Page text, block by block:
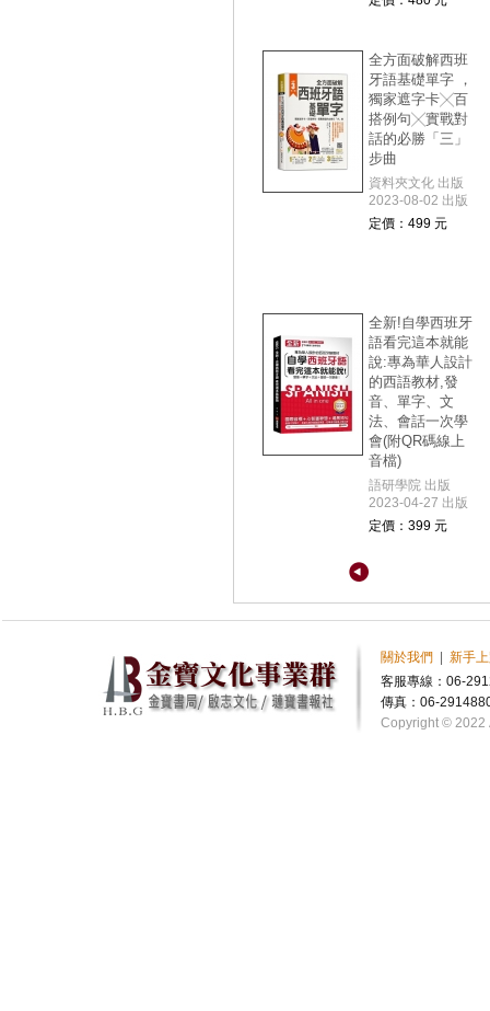
全方面破解西班
牙語基礎單字 ，
獨家遮字卡╳百
搭例句╳實戰對
話的必勝「三」
步曲
資料夾文化 出版
2023-08-02 出版
定價：499 元
全新!自學西班牙
語看完這本就能
說:專為華人設計
的西語教材,發
音、單字、文
法、會話一次學
會(附QR碼線上
音檔)
語研學院 出版
2023-04-27 出版
定價：399 元
關於我們
新手
客服專線：06-
傳真：06-
Copyright © 2022